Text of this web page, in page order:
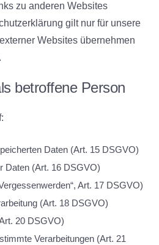
zu anderen Websites
gilt nur für unsere
Websites übernehmen
betroffene Person
Daten (Art. 15 DSGVO)
Daten (Art. 16 DSGVO)
Art. 17 DSGVO)
(Art. 18 DSGVO)
20 DSGVO)
Verarbeitungen (Art. 21